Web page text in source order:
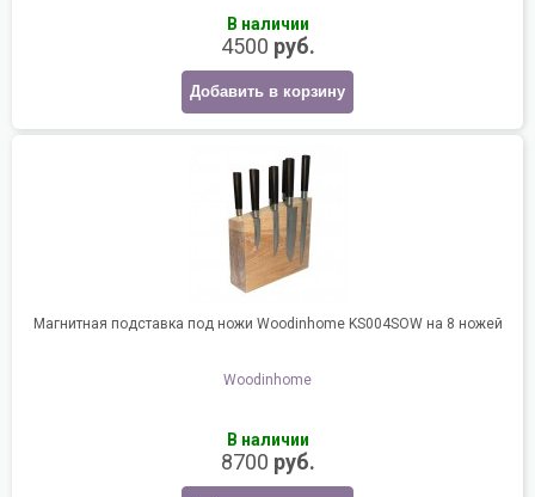
В наличии
4500 руб.
Добавить в корзину
Магнитная подставка под ножи Woodinhome KS004SOW на 8 ножей
Woodinhome
В наличии
8700 руб.